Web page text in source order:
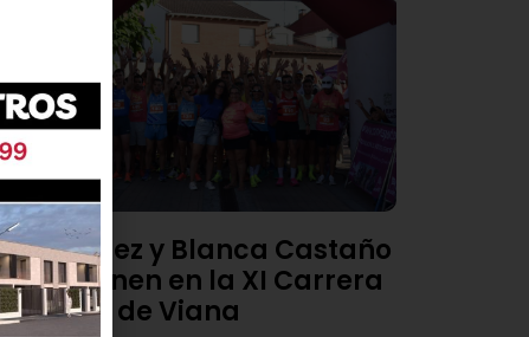
Diego Díez y Blanca Castaño
se imponen en la XI Carrera
Popular de Viana